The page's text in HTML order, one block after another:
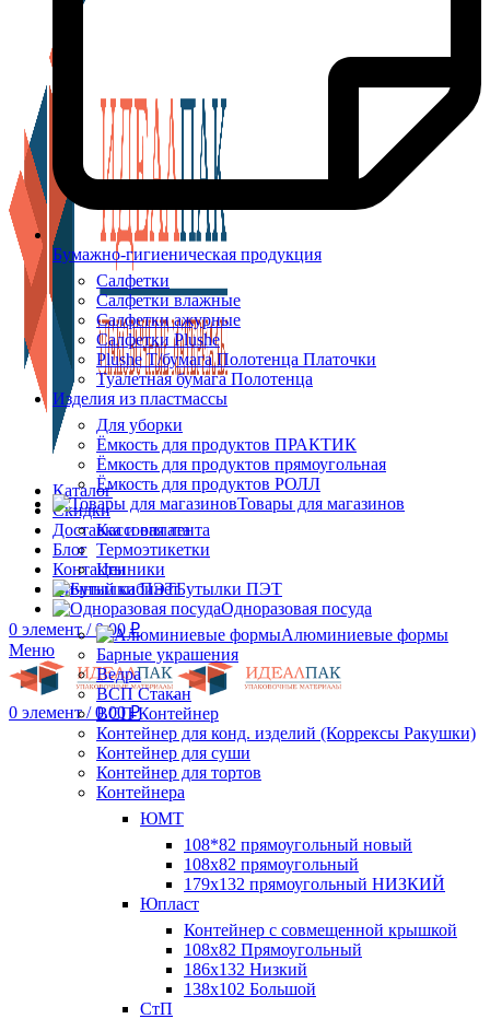
Каталог
Скидки
Доставка и оплата
Блог
Контакты
Личный кабинет
0 элемент / 0.00₽
Меню
0 элемент / 0.00₽
Бумажно-гигиеническая продукция
Салфетки
Салфетки влажные
Салфетки ажурные
Салфетки Plushe
Plushe Т/бумага Полотенца Платочки
Туалетная бумага Полотенца
Изделия из пластмассы
Для уборки
Ёмкость для продуктов ПРАКТИК
Ёмкость для продуктов прямоугольная
Ёмкость для продуктов РОЛЛ
Товары для магазинов
Кассовая лента
Термоэтикетки
Ценники
Бутылки ПЭТ
Одноразовая посуда
Алюминиевые формы
Барные украшения
Ведра
ВСП Стакан
ВСП Контейнер
Контейнер для конд. изделий (Коррексы Ракушки)
Контейнер для суши
Контейнер для тортов
Контейнера
ЮМТ
108*82 прямоугольный новый
108х82 прямоугольный
179х132 прямоугольный НИЗКИЙ
Юпласт
Контейнер с совмещенной крышкой
108х82 Прямоугольный
186х132 Низкий
138х102 Большой
СтП